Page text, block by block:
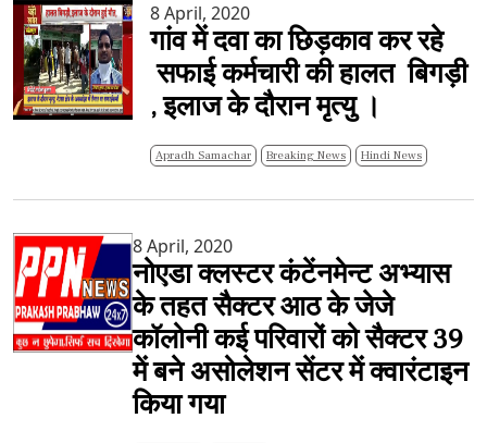
8 April, 2020
गांव में दवा का छिड़काव कर रहे
सफाई कर्मचारी की हालत बिगड़ी
, इलाज के दौरान मृत्यु ।
Apradh Samachar Breaking News Hindi News
8 April, 2020
नोएडा क्लस्टर कंटेंनमेन्ट अभ्यास
के तहत सैक्टर आठ के जेजे
कॉलोनी कई परिवारों को सैक्टर 39
में बने असोलेशन सेंटर में क्वारंटाइन
किया गया